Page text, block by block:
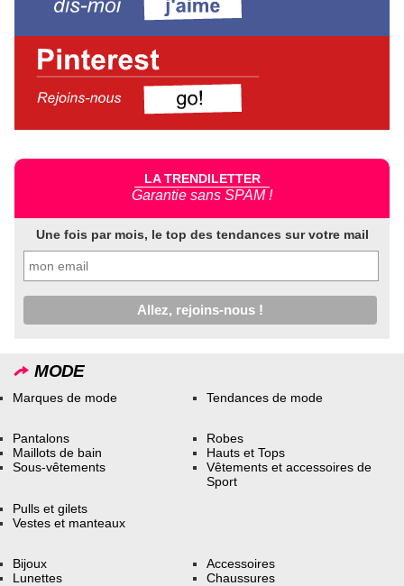
LA TRENDILETTER
Garantie sans SPAM !
Une fois par mois, le top des tendances sur votre mail
MODE
Marques de mode Tendances de mode
Pantalons
Maillots de bain
Sous-vêtements
Robes
Hauts et Tops
Vêtements et accessoires de
Sport
Pulls et gilets
Vestes et manteaux
Bijoux
Lunettes
Accessoires
Chaussures